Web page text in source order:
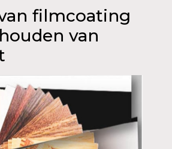
filmcoating
van